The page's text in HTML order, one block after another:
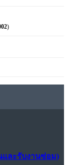
)
และรับงานซ่อม)